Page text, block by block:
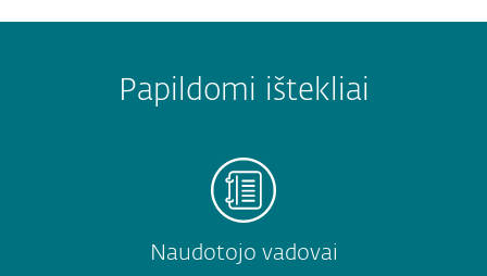
Papildomi ištekliai
Naudotojo vadovai